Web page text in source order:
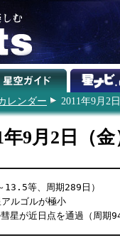
レンダー 2011年9月2日
年9月2日（金
13.5等、周期289日）
ルゴルが極小
星が近日点を通過（周期